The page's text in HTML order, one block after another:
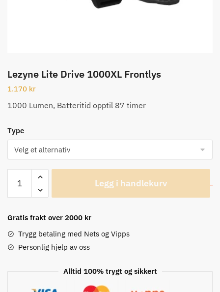
Lezyne Lite Drive 1000XL Frontlys
1.170 kr
1000 Lumen, Batteritid opptil 87 timer
Type
Lite
Drive
Frontlys
antall
Legg i handlekurv
Gratis frakt over 2000 kr
Trygg betaling med Nets og Vipps
Personlig hjelp av oss
Alltid 100% trygt og sikkert